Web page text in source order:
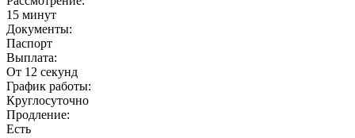
15 минут
Документы:
Паспорт
Выплата:
От 12 секунд
График работы:
Круглосуточно
Продление:
Есть